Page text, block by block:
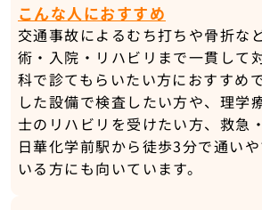
こんな人におすすめ
交通事故によるむち打ちや骨折な
術・入院・リハビリまで一貫して
科で診てもらいたい方におすすめ
した設備で検査したい方や、理学
士のリハビリを受けたい方、救急
日華化学前駅から徒歩3分で通い
いる方にも向いています。